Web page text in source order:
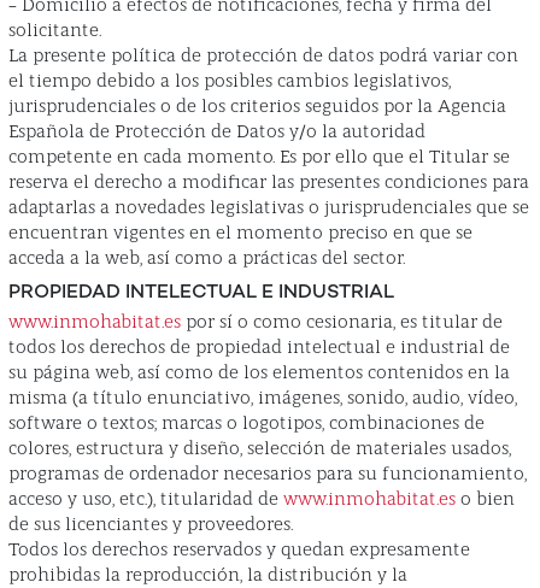
solicitante.
La presente política de protección de datos podrá variar con
el tiempo debido a los posibles cambios legislativos,
jurisprudenciales o de los criterios seguidos por la Agencia
Española de Protección de Datos y/o la autoridad
competente en cada momento. Es por ello que el Titular se
reserva el derecho a modificar las presentes condiciones para
adaptarlas a novedades legislativas o jurisprudenciales que se
encuentran vigentes en el momento preciso en que se
acceda a la web, así como a prácticas del sector.
PROPIEDAD INTELECTUAL E INDUSTRIAL
www.inmohabitat.espor sí o como cesionaria, es titular de
todos los derechos de propiedad intelectual e industrial de
su página web, así como de los elementos contenidos en la
misma (a título enunciativo, imágenes, sonido, audio, vídeo,
software o textos; marcas o logotipos, combinaciones de
colores, estructura y diseño, selección de materiales usados,
programas de ordenador necesarios para su funcionamiento,
acceso y uso, etc.), titularidad de www.inmohabitat.eso bien
de sus licenciantes y proveedores.
Todos los derechos reservados y quedan expresamente
prohibidas la reproducción, la distribución y la